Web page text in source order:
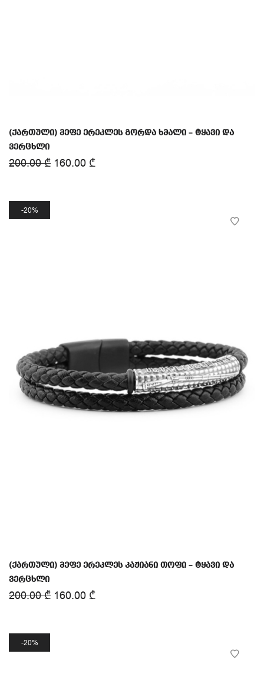
(ქართული) მეფე ერეკლეს გორდა ხმალი – ტყავი და
ვერცხლი
200.00₾ 160.00 ₾
20%
(ქართული) მეფე ერეკლეს კაჟიანი თოფი – ტყავი და
ვერცხლი
200.00₾ 160.00 ₾
20%